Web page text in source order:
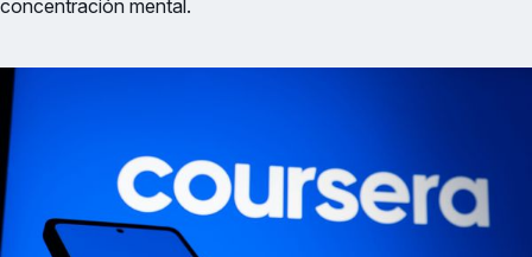
concentración mental.